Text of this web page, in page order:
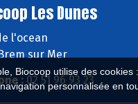
Biocoop utilise des
personnalisée en
Les Dunes
l'ocean
sur Mer
: 02 51 96 93 23